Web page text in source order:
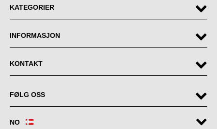
KATEGORIER
INFORMASJON
KONTAKT
FØLG OSS
NO